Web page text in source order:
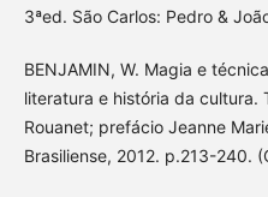
3ªed. São Carlos: Pedro &
BENJAMIN, W. Magia e
literatura e história da cultura.
Rouanet; prefácio Jeanne
Brasiliense, 2012. p.213-240.